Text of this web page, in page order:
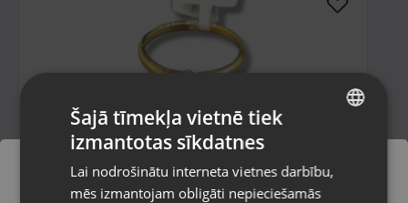
Zelta gredzens ar briljantu
Rīga, Audēju iela 6
Stāvoklis Restaurēts (Garantija 24 mēneši)
RUSSIAN
Šajā tīmekļa vietnē tiek
izmantotas sīkdatnes
Lai nodrošinātu interneta vietnes darbību,
mēs izmantojam obligāti nepieciešamās